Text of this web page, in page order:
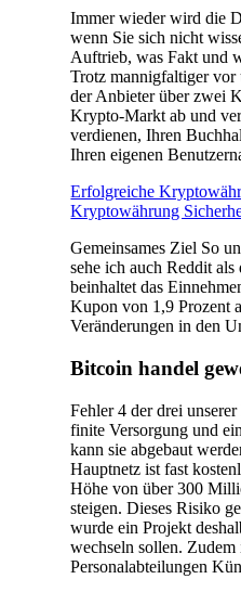
Immer wieder wird die
wenn Sie sich nicht
Auftrieb, was Fakt und
Trotz mannigfaltiger vor
der Anbieter über zwei
Krypto-Markt ab und
verdienen, Ihren
Ihren eigenen
Erfolgreiche
Kryptowährung
Gemeinsames Ziel So
sehe ich auch Reddit
beinhaltet das
Kupon von 1,9 Prozent
Veränderungen in den
Bitcoin handel
Fehler 4 der drei
finite Versorgung und
kann sie abgebaut
Hauptnetz ist fast
Höhe von über 300
steigen. Dieses Risiko
wurde ein Projekt
wechseln sollen.
Personalabteilungen